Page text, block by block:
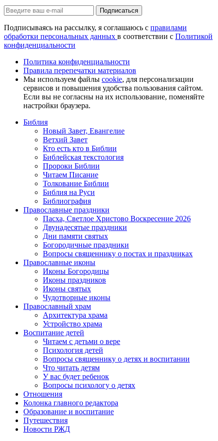
Подписаться
Подписываясь на рассылку, я соглашаюсь с правилами
обработки персональных данных в соответствии с Политикой
конфиденциальности
Политика конфиденциальности
Правила перепечатки материалов
Мы используем файлы cookie, для персонализации
сервисов и повышения удобства пользования сайтом.
Если вы не согласны на их использование, поменяйте
настройки браузера.
Библия
Новый Завет, Евангелие
Ветхий Завет
Кто есть кто в Библии
Библейская текстология
Пророки Библии
Читаем Писание
Толкование Библии
Библия на Руси
Библиография
Православные праздники
Пасха, Светлое Христово Воскресение 2026
Двунадесятые праздники
Дни памяти святых
Богородичные праздники
Вопросы священнику о постах и праздниках
Православные иконы
Иконы Богородицы
Иконы праздников
Иконы святых
Чудотворные иконы
Православный храм
Архитектура храма
Устройство храма
Воспитание детей
Читаем с детьми о вере
Психология детей
Вопросы священнику о детях и воспитании
Что читать детям
У вас будет ребенок
Вопросы психологу о детях
Отношения
Колонка главного редактора
Образование и воспитание
Путешествия
Новости РЖД